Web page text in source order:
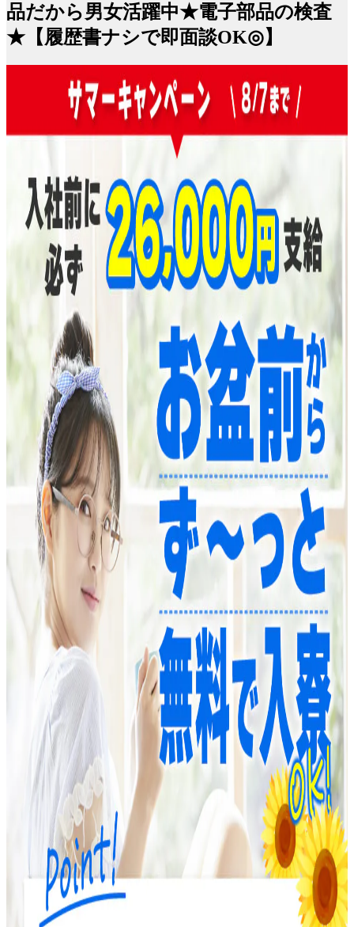
品だから男女活躍中★電子部品の検査
★【履歴書ナシで即面談OK◎】